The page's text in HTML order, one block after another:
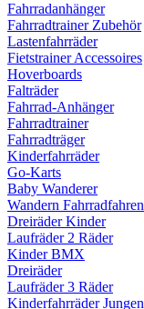
Fahrradanhänger
Fahrradtrainer Zubehör
Lastenfahrräder
Fietstrainer Accessoires
Hoverboards
Falträder
Fahrrad-Anhänger
Fahrradtrainer
Fahrradträger
Kinderfahrräder
Go-Karts
Baby Wanderer
Wandern Fahrradfahren
Dreiräder Kinder
Laufräder 2 Räder
Kinder BMX
Dreiräder
Laufräder 3 Räder
Kinderfahrräder Jungen